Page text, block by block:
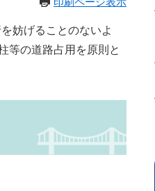
妨げることのないよ
等の道路占用を原則と